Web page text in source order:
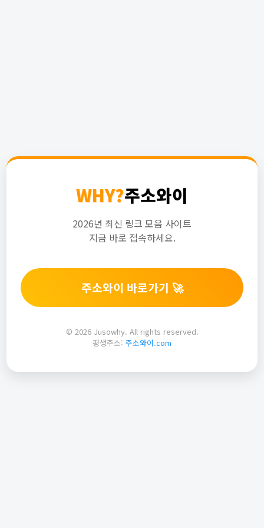
WHY?주소와이
2026년 최신 링크 모음 사이트
지금 바로 접속하세요.
주소와이 바로가기 🚀
© 2026 Jusowhy. All rights reserved.
평생주소: 주소와이.com